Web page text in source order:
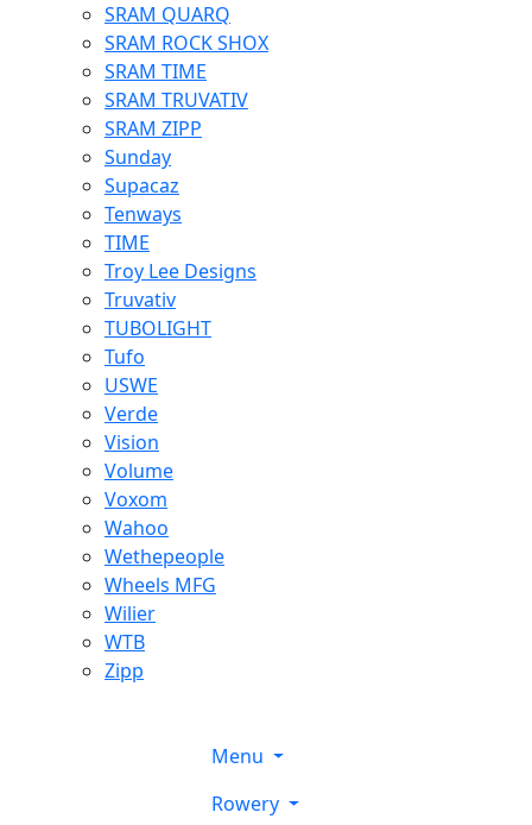
SRAM QUARQ
SRAM ROCK SHOX
SRAM TIME
SRAM TRUVATIV
SRAM ZIPP
Sunday
Supacaz
Tenways
TIME
Troy Lee Designs
Truvativ
TUBOLIGHT
Tufo
USWE
Verde
Vision
Volume
Voxom
Wahoo
Wethepeople
Wheels MFG
Wilier
WTB
Zipp
Menu
Rowery